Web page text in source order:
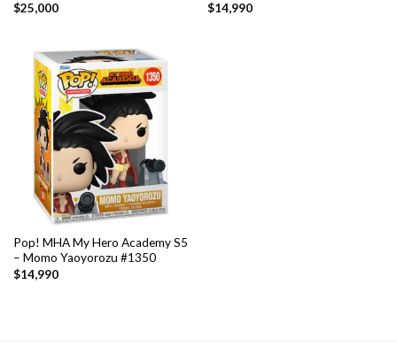
$25,000
$14,990
Pop! MHA My Hero Academy S5
– Momo Yaoyorozu #1350
$14,990